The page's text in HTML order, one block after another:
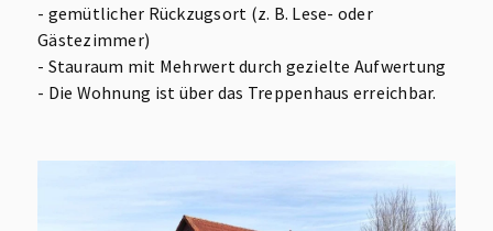
- gemütlicher Rückzugsort (z. B. Lese- oder
Gästezimmer)
- Stauraum mit Mehrwert durch gezielte Aufwertung
- Die Wohnung ist über das Treppenhaus erreichbar.